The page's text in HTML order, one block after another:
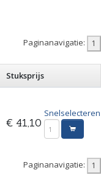
Paginanavigatie:
Stuksprijs
€ 41,10
Snelselecteren
Paginanavigatie: